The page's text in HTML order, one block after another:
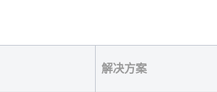
解决方案